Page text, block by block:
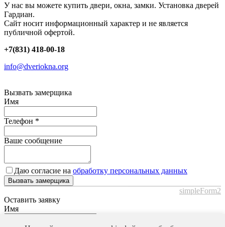
У нас вы можете купить двери, окна, замки. Установка дверей
Гардиан.
Сайт носит информационный характер и не является
публичной офертой.
+7(831) 418-00-18
info@dveriokna.org
Вызвать замерщика
Имя
Телефон *
Ваше сообщение
Даю согласие на обработку персональных данных
Вызвать замерщика
simpleForm2
Оставить заявку
Имя